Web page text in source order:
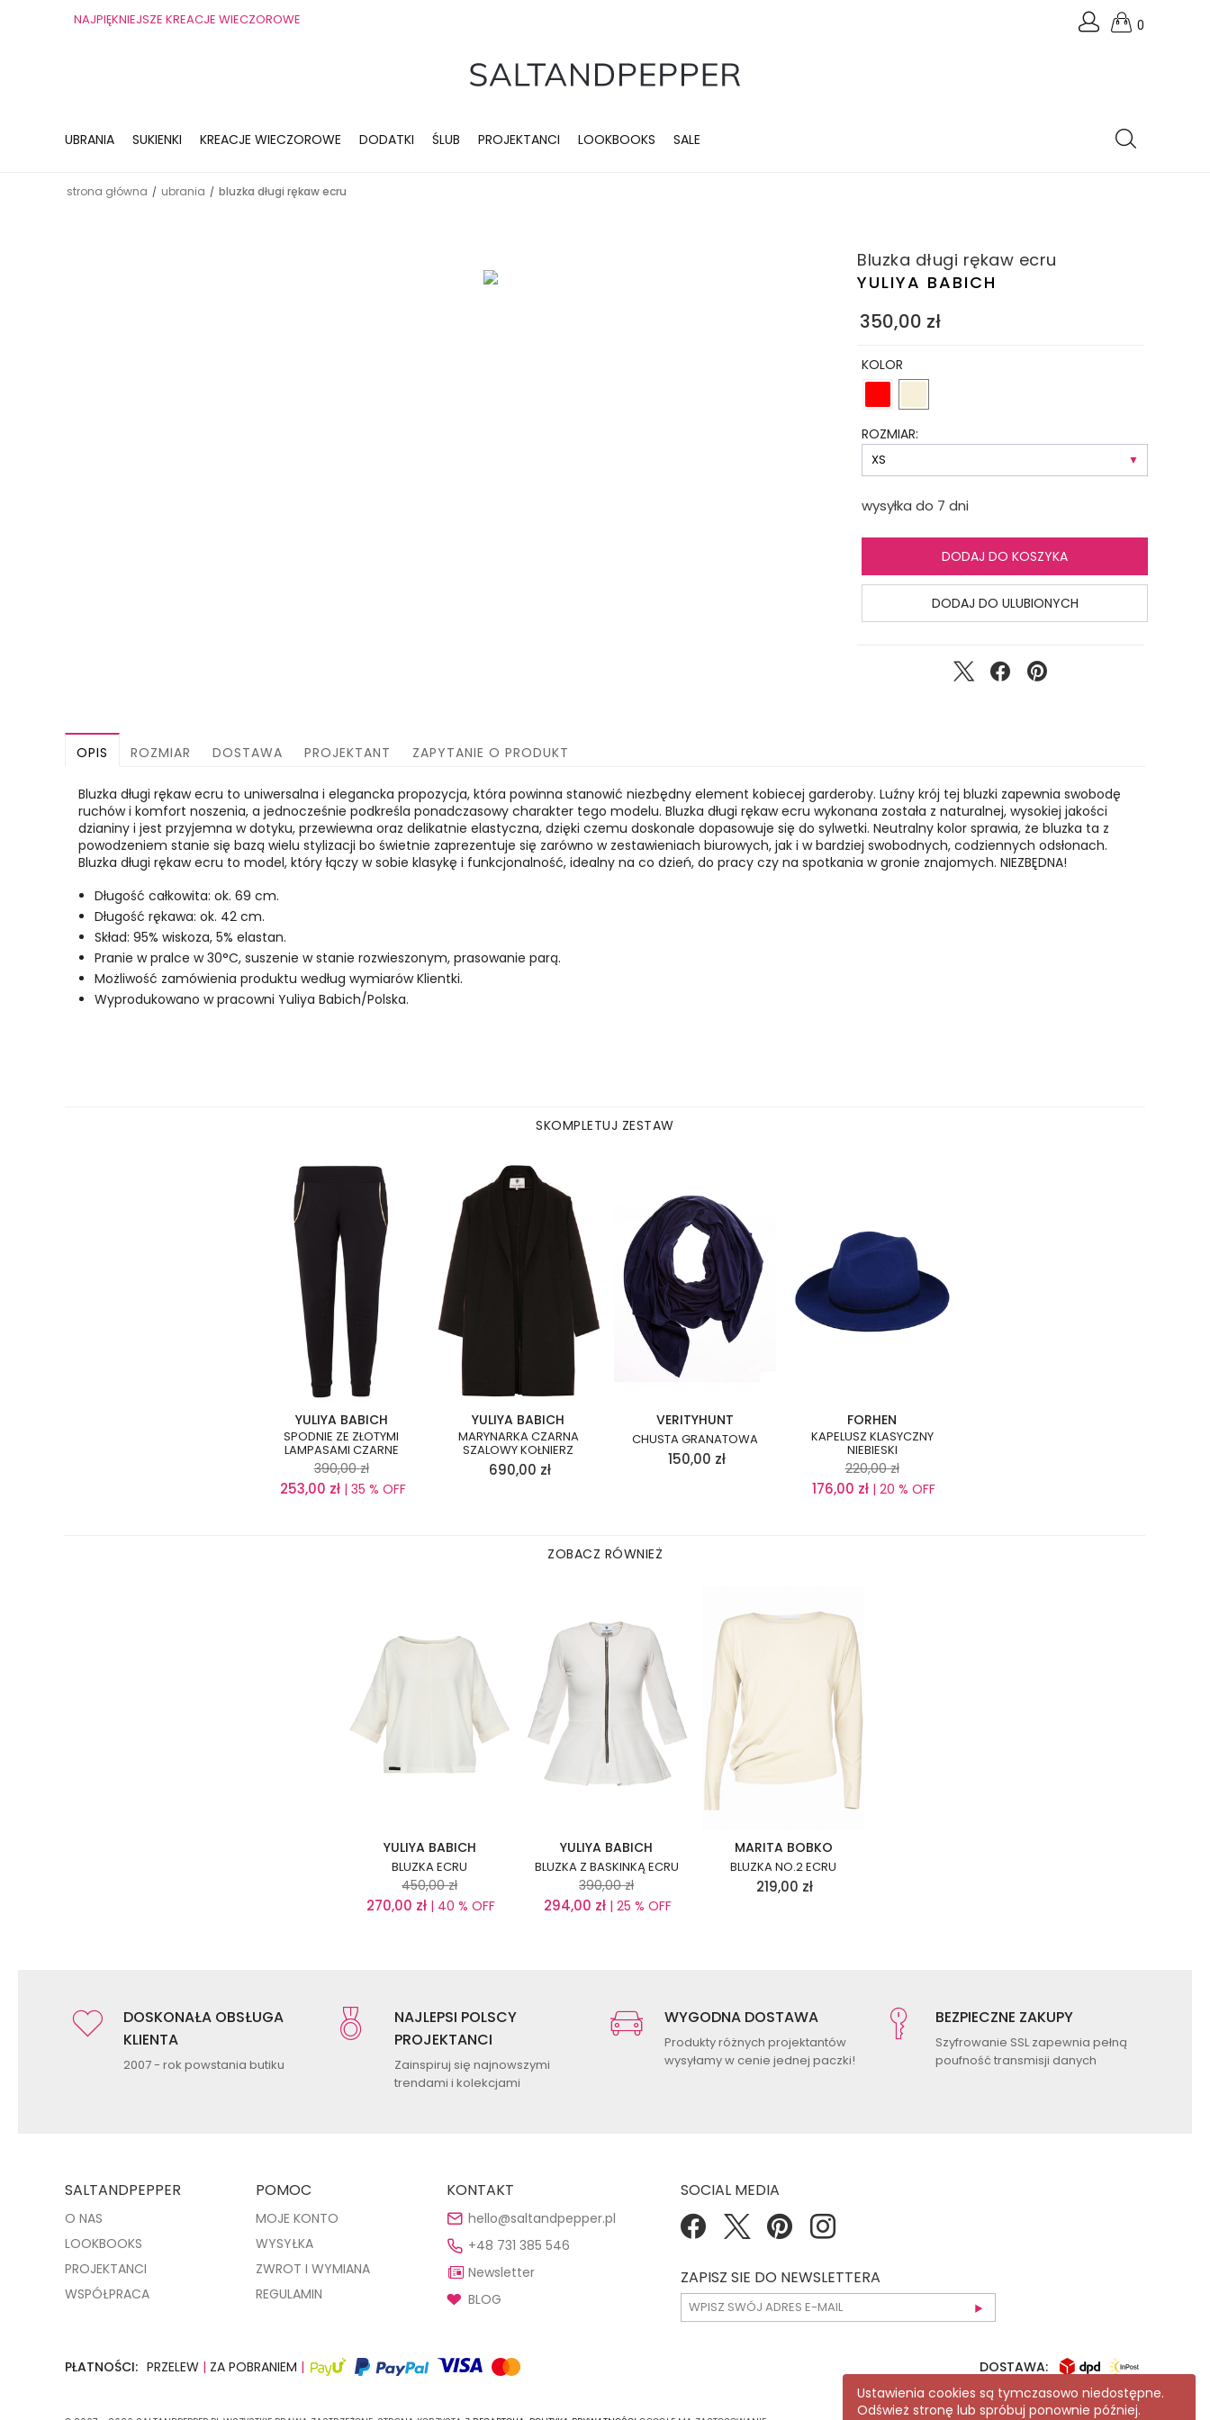
NAJPIĘKNIEJSZE KREACJE WIECZOROWE 0
UBRANIA SUKIENKI KREACJE WIECZOROWE DODATKI ŚLUB PROJEKTANCI LOOKBOOKS SALE
strona główna / ubrania / bluzka długi rękaw ecru
Bluzka długi rękaw ecru
YULIYA BABICH
350,00 zł
KOLOR
ROZMIAR:
wysyłka do 7 dni
DODAJ DO KOSZYKA
DODAJ DO ULUBIONYCH
OPIS ROZMIAR DOSTAWA PROJEKTANT ZAPYTANIE O PRODUKT
Bluzka długi rękaw ecru to uniwersalna i elegancka propozycja, która powinna stanowić niezbędny element kobiecej garderoby. Luźny krój tej bluzki zapewnia swobodę
ruchów i komfort noszenia, a jednocześnie podkreśla ponadczasowy charakter tego modelu. Bluzka długi rękaw ecru wykonana została z naturalnej, wysokiej jakości
dzianiny i jest przyjemna w dotyku, przewiewna oraz delikatnie elastyczna, dzięki czemu doskonale dopasowuje się do sylwetki. Neutralny kolor sprawia, że bluzka ta z
powodzeniem stanie się bazą wielu stylizacji bo świetnie zaprezentuje się zarówno w zestawieniach biurowych, jak i w bardziej swobodnych, codziennych odsłonach.
Bluzka długi rękaw ecru to model, który łączy w sobie klasykę i funkcjonalność, idealny na co dzień, do pracy czy na spotkania w gronie znajomych. NIEZBĘDNA!
Długość całkowita: ok. 69 cm.
Długość rękawa: ok. 42 cm.
Skład: 95% wiskoza, 5% elastan.
Pranie w pralce w 30°C, suszenie w stanie rozwieszonym, prasowanie parą.
Możliwość zamówienia produktu według wymiarów Klientki.
Wyprodukowano w pracowni Yuliya Babich/Polska.
SKOMPLETUJ ZESTAW
YULIYA BABICH
SPODNIE ZE ZŁOTYMI
LAMPASAMI CZARNE
390,00 zł
253,00 zł| 35 % OFF
YULIYA BABICH
MARYNARKA CZARNA
SZALOWY KOŁNIERZ
690,00 zł
VERITYHUNT
CHUSTA GRANATOWA
150,00 zł
FORHEN
KAPELUSZ KLASYCZNY
NIEBIESKI
220,00 zł
176,00 zł| 20 % OFF
ZOBACZ RÓWNIEŻ
YULIYA BABICH
BLUZKA ECRU
450,00 zł
270,00 zł | 40 % OFF
YULIYA BABICH
BLUZKA Z BASKINKĄ ECRU
390,00 zł
294,00 zł | 25 % OFF
MARITA BOBKO
BLUZKA NO.2 ECRU
219,00 zł
DOSKONAŁA OBSŁUGA
KLIENTA
2007 - rok powstania butiku
NAJLEPSI POLSCY
PROJEKTANCI
Zainspiruj się najnowszymi
trendami i kolekcjami
WYGODNA DOSTAWA
Produkty różnych projektantów
wysyłamy w cenie jednej paczki!
BEZPIECZNE ZAKUPY
Szyfrowanie SSL zapewnia pełną
poufność transmisji danych
SALTANDPEPPER
O NAS
LOOKBOOKS
PROJEKTANCI
WSPÓŁPRACA
POMOC
MOJE KONTO
WYSYŁKA
ZWROT I WYMIANA
REGULAMIN
KONTAKT
hello@saltandpepper.pl
+48 731 385 546
Newsletter
BLOG
SOCIAL MEDIA
ZAPISZ SIE DO NEWSLETTERA
PŁATNOŚCI: PRZELEW | ZA POBRANIEM | DOSTAWA:
Ustawienia cookies są tymczasowo niedostępne.
Odśwież stronę lub spróbuj ponownie później.